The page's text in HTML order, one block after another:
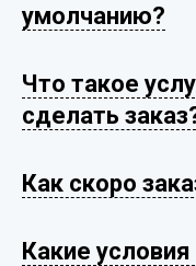
умолчанию?
Что такое
сделать
Как скоро
Какие